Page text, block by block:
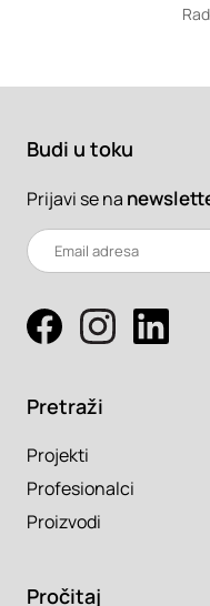
Budi u toku
Prijavi se na
Pretraži
Projekti
Profesionalci
Proizvodi
Pročitaj